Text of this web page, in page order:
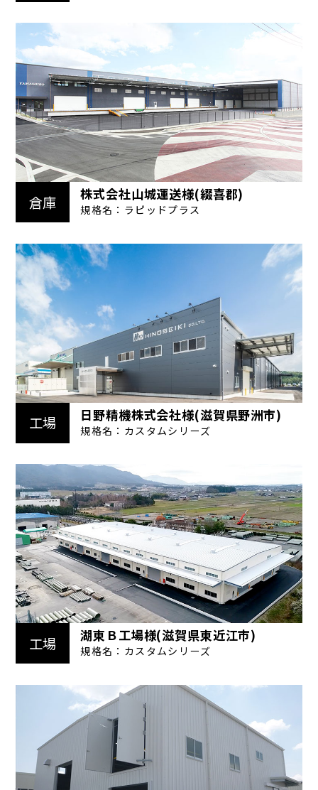
倉庫 株式会社山城運送様(綴喜郡)
規格名：ラピッドプラス
工場 日野精機株式会社様(滋賀県野洲市)
規格名：カスタムシリーズ
工場 湖東Ｂ工場様(滋賀県東近江市)
規格名：カスタムシリーズ